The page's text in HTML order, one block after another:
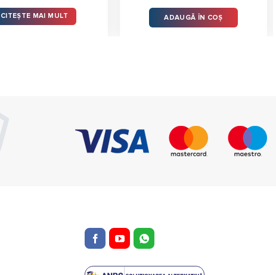
CITEȘTE MAI MULT
a
fost:
10.682,00 lei.
ADAUGĂ ÎN COȘ